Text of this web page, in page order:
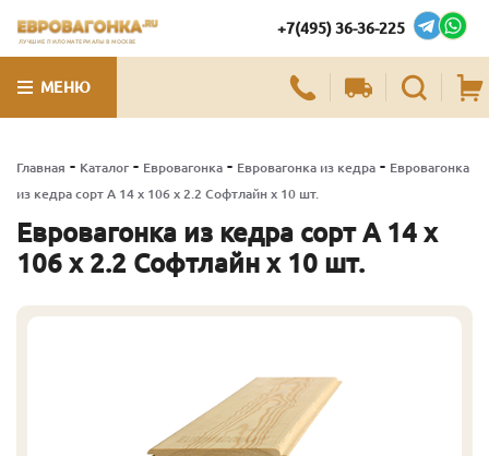
ЛУЧШИЕ ПИЛОМАТЕРИАЛЫ В МОСКВЕ
+7(495) 36-36-225
МЕНЮ
Главная - Каталог - Евровагонка - Евровагонка из кедра - Евровагонка
из кедра сорт А 14 x 106 x 2.2 Софтлайн x 10 шт.
Евровагонка из кедра сорт А 14 x
106 x 2.2 Софтлайн x 10 шт.